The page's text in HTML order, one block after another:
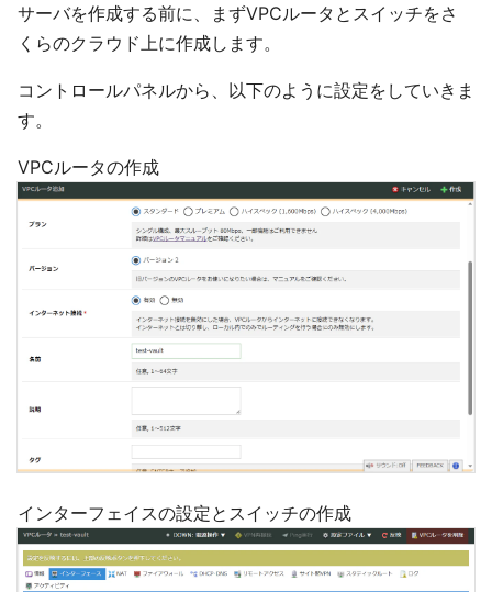
サーバを作成する前に、まずVPCルータとスイッチをさ
くらのクラウド上に作成します。
コントロールパネルから、以下のように設定をしていきま
す。
VPCルータの作成
インターフェイスの設定とスイッチの作成